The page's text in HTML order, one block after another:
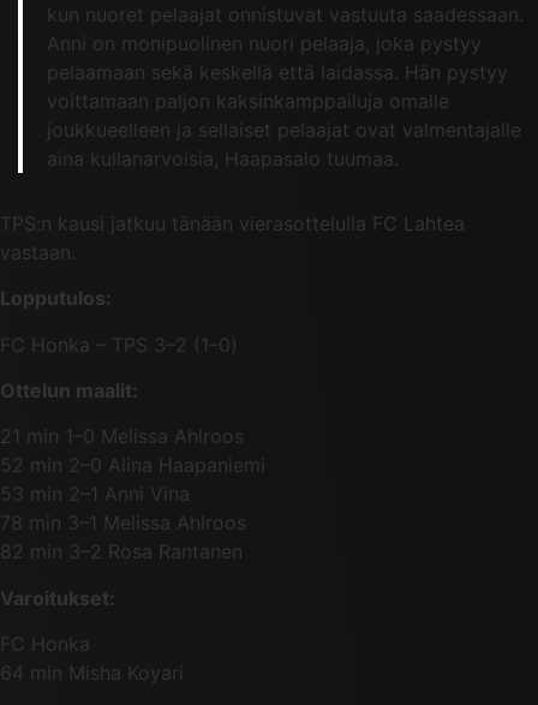
kun nuoret pelaajat onnistuvat vastuuta saadessaan.
Anni on monipuolinen nuori pelaaja, joka pystyy
pelaamaan sekä keskellä että laidassa. Hän pystyy
voittamaan paljon kaksinkamppailuja omalle
joukkueelleen ja sellaiset pelaajat ovat valmentajalle
aina kullanarvoisia, Haapasalo tuumaa.
TPS:n kausi jatkuu tänään vierasottelulla FC Lahtea
vastaan.
Lopputulos:
FC Honka – TPS 3–2 (1–0)
Ottelun maalit:
21 min 1–0 Melissa Ahlroos
52 min 2–0 Alina Haapaniemi
53 min 2–1 Anni Vina
78 min 3–1 Melissa Ahlroos
82 min 3–2 Rosa Rantanen
Varoitukset:
FC Honka
64 min Misha Koyari